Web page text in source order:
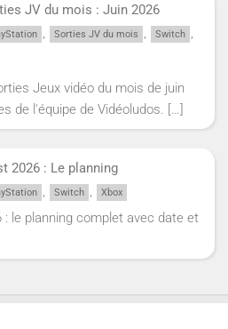
JV du mois : Juin 2026
, Sorties JV du mois , Switch ,
Jeux vidéo du mois de juin
de l'équipe de Vidéoludos. […]
2026 : Le planning
, Switch , Xbox
le planning complet avec date et